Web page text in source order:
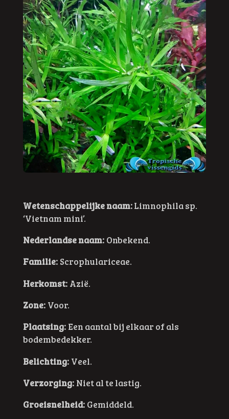
Wetenschappelijke naam:Limnophila sp.
‘Vietnam mini’.
Nederlandse naam: Onbekend.
Familie:Scrophulariceae.
Herkomst:Azië.
Zone:Voor.
Plaatsing:Een aantal bij elkaar of als
bodembedekker.
Belichting:Veel.
Verzorging: Niet al te lastig.
Groeisnelheid: Gemiddeld.